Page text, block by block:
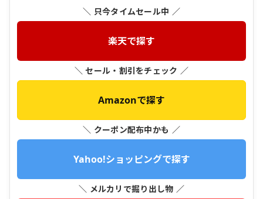
＼ 只今タイムセール中 ／
楽天で探す
＼ セール・割引をチェック ／
Amazonで探す
＼ クーポン配布中かも ／
Yahoo!ショッピングで探す
＼ メルカリで掘り出し物 ／